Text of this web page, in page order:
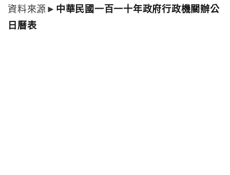
資料來源► 中華民國一百一十年政府行政機關辦公
日曆表